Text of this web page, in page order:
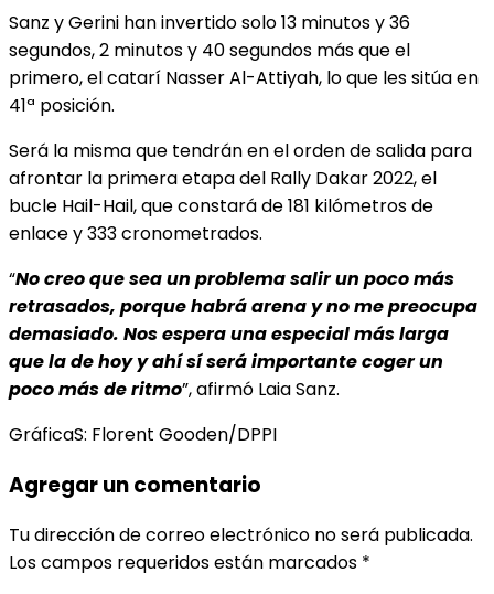
Sanz y Gerini han invertido solo 13 minutos y 36
segundos, 2 minutos y 40 segundos más que el
primero, el catarí Nasser Al-Attiyah, lo que les sitúa en
41ª posición.
Será la misma que tendrán en el orden de salida para
afrontar la primera etapa del Rally Dakar 2022, el
bucle Hail-Hail, que constará de 181 kilómetros de
enlace y 333 cronometrados.
“No creo que sea un problema salir un poco más
retrasados, porque habrá arena y no me preocupa
demasiado. Nos espera una especial más larga
que la de hoy y ahí sí será importante coger un
poco más de ritmo”, afirmó Laia Sanz.
GráficaS: Florent Gooden/DPPI
Agregar un comentario
Tu dirección de correo electrónico no será publicada.
Los campos requeridos están marcados *